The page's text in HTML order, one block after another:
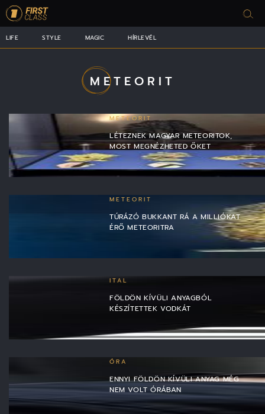
LIFE STYLE MAGIC HÍRLEVÉL
METEORIT
METEORIT
LÉTEZNEK MAGYAR METEORITOK,
MOST MEGNÉZHETED ŐKET
METEORIT
TÚRÁZÓ BUKKANT RÁ A MILLIÓKAT
ÉRŐ METEORITRA
ITAL
FÖLDÖN KÍVÜLI ANYAGBÓL
KÉSZÍTETTEK VODKÁT
ÓRA
ENNYI FÖLDÖN KÍVÜLI ANYAG MÉG
NEM VOLT ÓRÁBAN